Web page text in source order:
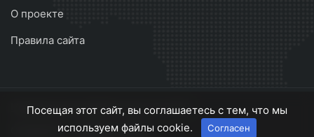
О проекте
Правила сайта
Независимое СМИ России © 2026
О проекте
Правила сайта
Посещая этот сайт, вы соглашаетесь с тем, что мы
используем файлы cookie.
Согласен